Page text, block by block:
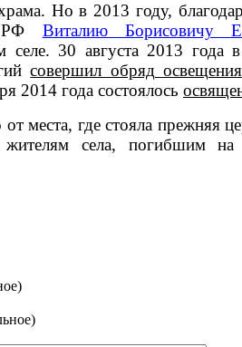
Но в 2013 году,
РФ Виталию Борисовичу
селе. 30 августа 2013 года
совершил обряд
2014 года состоялось
места, где стояла прежняя
села, погибшим на